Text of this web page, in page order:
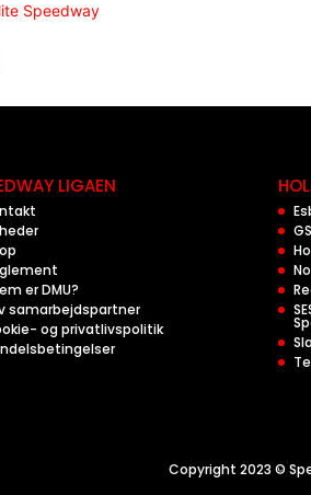
Speedway
LIGAEN
er DMU?
samarbejdspartner
og privatlivspolitik
Copyright 2023 ©